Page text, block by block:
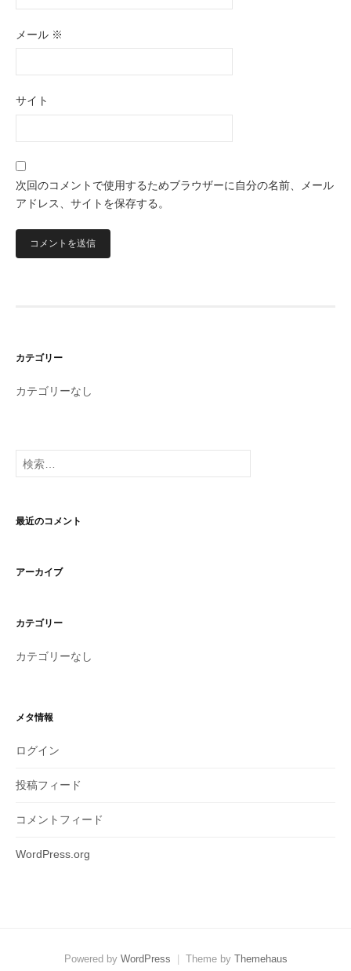
メール ※
サイト
次回のコメントで使用するためブラウザーに自分の名前、メール
アドレス、サイトを保存する。
カテゴリー
カテゴリーなし
検
索:
最近のコメント
アーカイブ
カテゴリー
カテゴリーなし
メタ情報
ログイン
投稿フィード
コメントフィード
WordPress.org
Powered by WordPress Theme by Themehaus